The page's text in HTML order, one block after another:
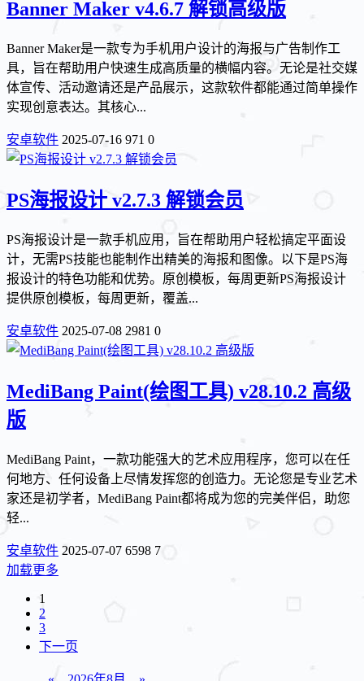
Banner Maker v4.6.7 解锁高级版
Banner Maker是一款专为手机用户设计的海报与广告制作工
具，旨在帮助用户快速生成高质量的横幅内容。无论是社交媒
体宣传、活动邀请还是产品展示，这款软件都能通过简单操作
实现创意表达。其核心...
安卓软件 2025-07-16 971 0
PS海报设计 v2.7.3 解锁会员
PS海报设计是一款手机应用，旨在帮助用户轻松搞定平面设
计，无需PS技能也能制作出精美的海报和图像。以下是PS海
报设计的特色功能和优势。原创模板，每周更新PS海报设计
提供原创模板，每周更新，覆盖...
安卓软件 2025-07-08 2981 0
MediBang Paint(绘图工具) v28.10.2 高级
版
MediBang Paint，一款功能强大的艺术应用程序，您可以在任
何地方、任何设备上尽情发挥您的创造力。无论您是专业艺术
家还是初学者，MediBang Paint都将成为您的完美伴侣，助您
轻...
安卓软件 2025-07-07 6598 7
加载更多
1
2
3
下一页